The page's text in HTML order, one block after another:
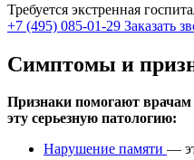
Требуется экстренная
+7 (495) 085-01-29 Заказать
Симптомы и
Признаки помогают врачам
эту серьезную патологию:
Нарушение памяти —